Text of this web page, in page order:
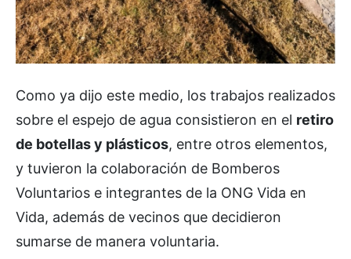
Como ya dijo este medio, los trabajos realizados
sobre el espejo de agua consistieron en el retiro
de botellas y plásticos, entre otros elementos,
y tuvieron la colaboración de Bomberos
Voluntarios e integrantes de la ONG Vida en
Vida, además de vecinos que decidieron
sumarse de manera voluntaria.